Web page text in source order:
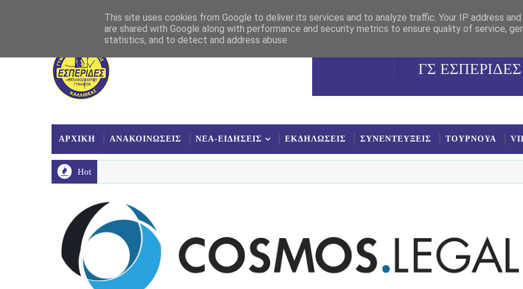
ΓΣ ΕΣΠΕΡΙΔΕΣ
ΑΡΧΙΚΗ ΑΝΑΚΟΙΝΩΣΕΙΣ ΝΕΑ-ΕΙΔΗΣΕΙΣ ΕΚΔΗΛΩΣΕΙΣ ΣΥΝΕΝΤΕΥΞΕΙΣ ΤΟΥΡΝΟΥΑ
Hot
This site uses cookies from Google to deliver its services and to analyze traffic. Your IP address
are shared with Google along with performance and security metrics to ensure quality of service,
statistics, and to detect and address abuse.